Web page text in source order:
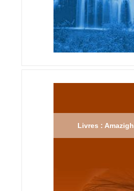
Livres : Amazigh